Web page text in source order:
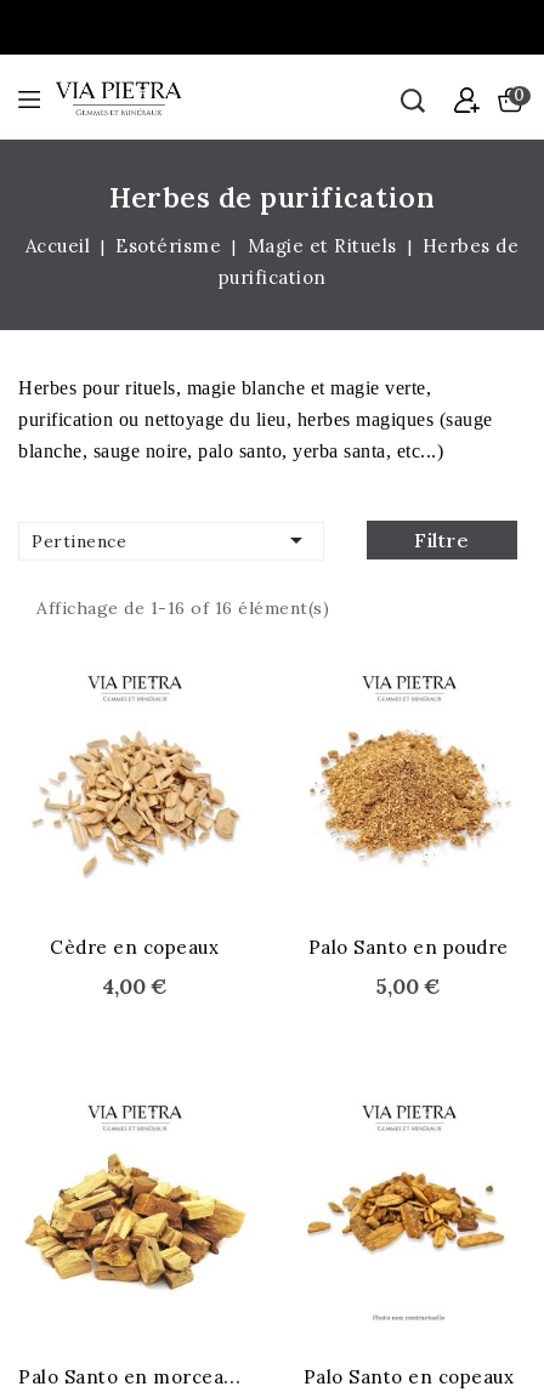
0
Herbes de purification
Accueil Esotérisme Magie et Rituels
Herbes de
purification
Herbes pour rituels, magie blanche et magie verte,
purification ou nettoyage du lieu, herbes magiques (sauge
blanche, sauge noire, palo santo, yerba santa, etc...)
Pertinence  Filtre
Affichage de 1-16 of 16 élément(s)
Cèdre en copeaux
4,00 €
Palo Santo en poudre
5,00 €
P
alo Santo en morceaux x10 Palo Santo en copeaux